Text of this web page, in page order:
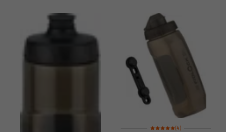
Valoración media: 5 de 5
(4)